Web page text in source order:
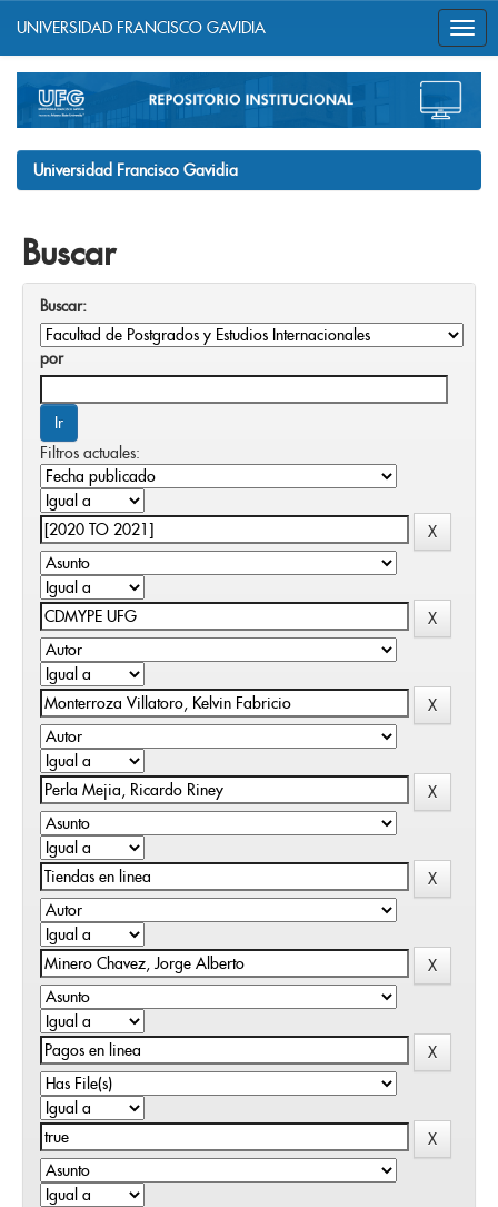
navigation
UNIVERSIDAD FRANCISCO GAVIDIA
Universidad Francisco Gavidia
Buscar
Buscar:
por
Filtros actuales: